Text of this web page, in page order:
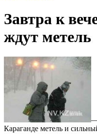
Завтра к
ждут метель
—
Караганде метель и